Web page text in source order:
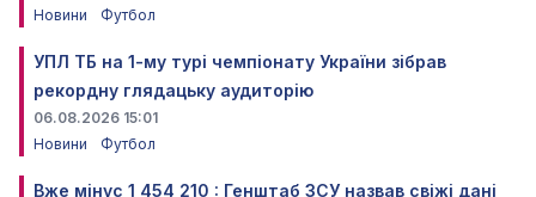
Новини
Футбол
УПЛ ТБ на 1-му турі чемпіонату України зібрав
рекордну глядацьку аудиторію
06.08.2026 15:01
Новини
Футбол
Вже мінус 1 454 210 : Генштаб ЗСУ назвав свіжі дані